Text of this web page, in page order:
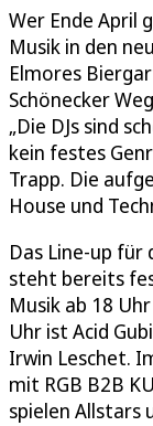
Wer Ende April
Musik in den
Elmores
Schönecker
„Die DJs sind
kein festes
Trapp. Die
House und
Das Line-up für
steht bereits
Musik ab 18
Uhr ist Acid
Irwin Leschet.
mit RGB B2B
spielen Allstars